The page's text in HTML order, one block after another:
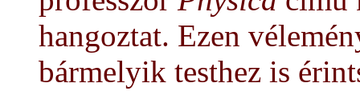
hangoztat. Ezen
bármelyik testhez is